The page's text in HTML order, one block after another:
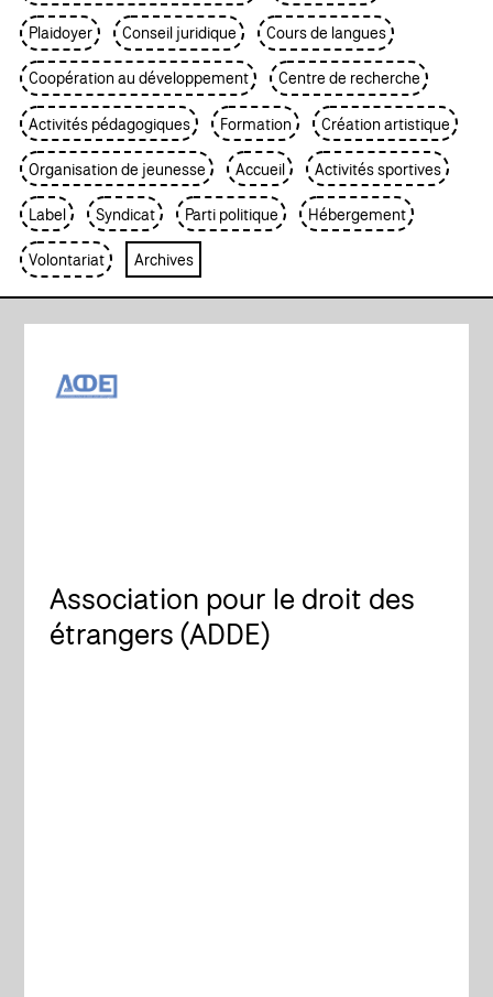
Plaidoyer Conseil juridique Cours de langues
Coopération au développement Centre de recherche
Activités pédagogiques Formation Création artistique
Organisation de jeunesse Accueil Activités sportives
Label Syndicat Parti politique Hébergement
Volontariat Archives
Association pour le droit des
étrangers (ADDE)